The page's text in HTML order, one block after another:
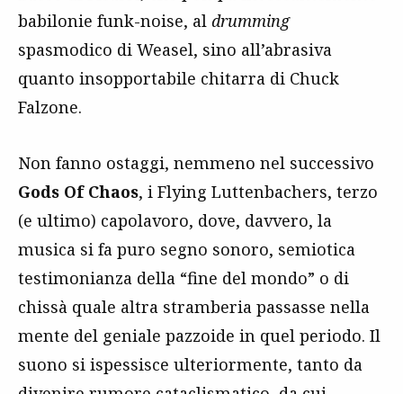
babilonie funk-noise, al drumming
spasmodico di Weasel, sino all’abrasiva
quanto insopportabile chitarra di Chuck
Falzone.
Non fanno ostaggi, nemmeno nel successivo
Gods Of Chaos, i Flying Luttenbachers, terzo
(e ultimo) capolavoro, dove, davvero, la
musica si fa puro segno sonoro, semiotica
testimonianza della “fine del mondo” o di
chissà quale altra stramberia passasse nella
mente del geniale pazzoide in quel periodo. Il
suono si ispessisce ulteriormente, tanto da